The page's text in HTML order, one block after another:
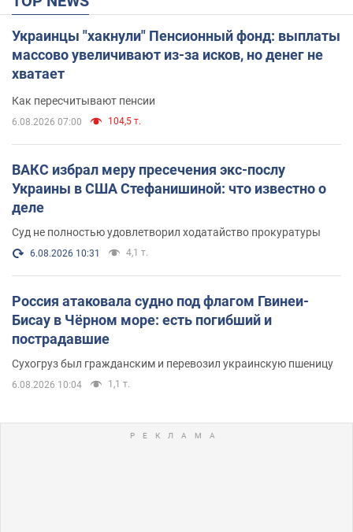
Украинцы "хакнули" Пенсионный фонд: выплаты
массово увеличивают из-за исков, но денег не
хватает
Как пересчитывают пенсии
6.08.2026 07:00 104,5 т.
ВАКС избрал меру пресечения экс-послу
Украины в США Стефанишиной: что известно о
деле
Суд не полностью удовлетворил ходатайство прокуратуры
6.08.2026 10:31 4,1 т.
Россия атаковала судно под флагом Гвинеи-
Бисау в Чёрном море: есть погибший и
пострадавшие
Сухогруз был гражданским и перевозил украинскую пшеницу
6.08.2026 10:04 1,1 т.